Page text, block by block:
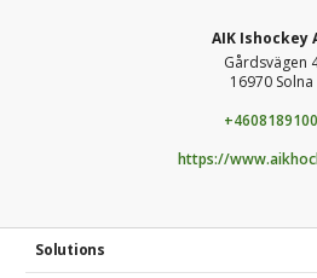
AIK Ishockey
Gårdsvägen
16970 Solna
+4608189100
https://
Solutions